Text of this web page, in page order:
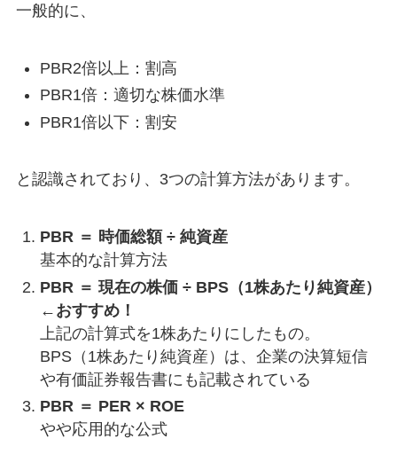
一般的に、
PBR2倍以上：割高
PBR1倍：適切な株価水準
PBR1倍以下：割安
と認識されており、3つの計算方法があります。
PBR ＝ 時価総額 ÷ 純資産
基本的な計算方法
PBR ＝ 現在の株価 ÷ BPS（1株あたり純資産）
←おすすめ！
上記の計算式を1株あたりにしたもの。
BPS（1株あたり純資産）は、企業の決算短信
や有価証券報告書にも記載されている
PBR ＝ PER × ROE
やや応用的な公式